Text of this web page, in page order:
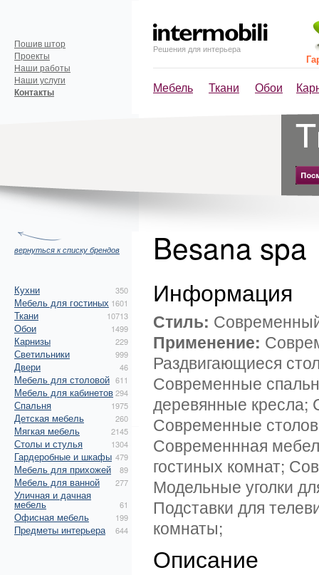
Решения для интерьера
Мебель Ткани Обои
Пошив штор
Проекты
Наши работы
Наши услуги
Контакты
вернуться к списку брендов
Кухни 350
Мебель для гостиных 1601
Ткани 10713
Обои 1499
Карнизы 229
Светильники 999
Двери 46
Мебель для столовой 611
Мебель для кабинетов294
Спальня 1975
Детская мебель 260
Мягкая мебель 2145
Столы и стулья 1304
Гардеробные и шкафы 479
Мебель для прихожей 89
Мебель для ванной 277
Уличная и дачная
мебель 61
Офисная мебель 199
Предметы интерьера 644
Besana spa
Информация
Стиль:
Применение:
Раздвигающиеся
Современные
деревянные кресла;
Современные
Современнная
гостиных комнат;
Модельные уголки
Подставки для
комнаты;
Описание